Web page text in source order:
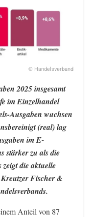
© Handelsverband
2025 insgesamt
im Einzelhandel
Ausgaben wuchsen
(real) lag
im E-
stärker zu als die
die aktuelle
Fischer &
Anteil von 87